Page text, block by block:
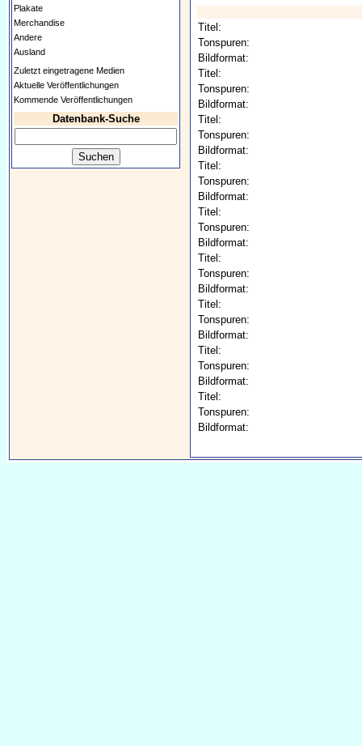
Plakate
Merchandise
Andere
Ausland
Zuletzt eingetragene Medien
Aktuelle Veröffentlichungen
Kommende Veröffentlichungen
Datenbank-Suche
Titel:
Tonspuren:
Bildformat:
Titel:
Tonspuren:
Bildformat:
Titel:
Tonspuren:
Bildformat:
Titel:
Tonspuren:
Bildformat:
Titel:
Tonspuren:
Bildformat:
Titel:
Tonspuren:
Bildformat:
Titel:
Tonspuren:
Bildformat:
Titel:
Tonspuren:
Bildformat:
Titel:
Tonspuren:
Bildformat: